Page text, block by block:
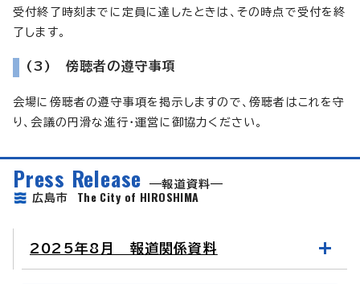
受付終了時刻までに定員に達したときは、その時点で受付を終
了します。
(3) 傍聴者の遵守事項
会場に傍聴者の遵守事項を掲示しますので、傍聴者はこれを守
り、会議の円滑な進行・運営に御協力ください。
Press Release
報道資料
広島市 The City of HIROSHIMA
2025年8月 報道関係資料